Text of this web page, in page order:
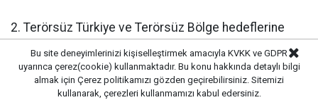
2. Terörsüz Türkiye ve Terörsüz Bölge hedeflerine
ülkemizin ve bölgemizin güvenlik, istikrar ve refahının
teminat altına alınması istikametinde tarihî bir
merhaleyi teşkil eden çalışmaların müteakip
Bu site deneyimlerinizi kişiselleştirmek amacıyla KVKK ve GDPR
uyarınca çerez(cookie) kullanmaktadır. Bu konu hakkında detaylı bilgi
almak için Çerez politikamızı gözden geçirebilirsiniz. Sitemizi
kullanarak, çerezleri kullanmamızı kabul edersiniz.